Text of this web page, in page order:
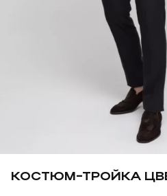
КОСТЮМ-ТРОЙКА